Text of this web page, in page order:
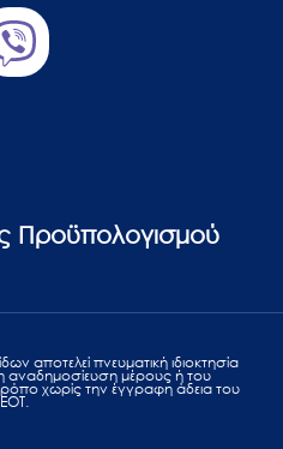
Προϋπολογισμού
αποτελεί πvευματική ιδιοκτησία
αναδημοσίευση μέρους ή του
χωρίς την έγγραφη άδεια του
ΕΟΤ.